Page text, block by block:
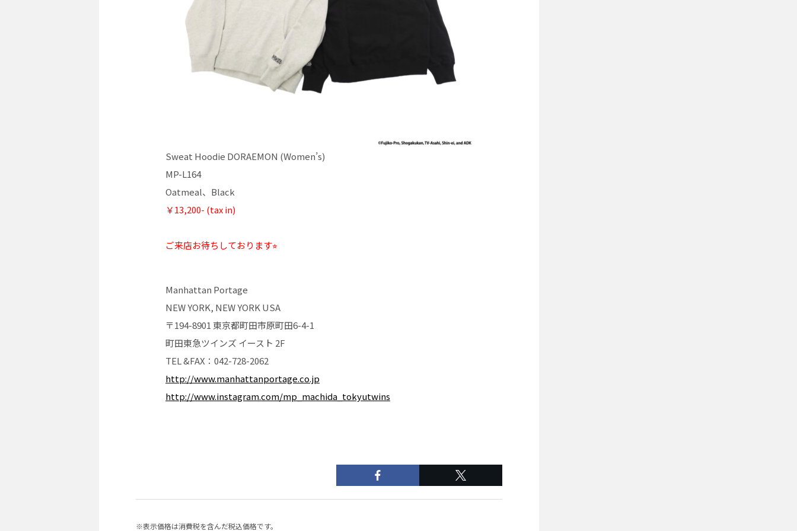
Sweat Hoodie DORAEMON (Women’s)
MP-L164
Oatmeal、Black
￥13,200- (tax in)
ご来店お待ちしております⭐︎
Manhattan Portage
NEW YORK, NEW YORK USA
〒194-8901 東京都町田市原町田6-4-1
町田東急ツインズ イースト 2F
TEL &FAX：042-728-2062
http://www.manhattanportage.co.jp
http://www.instagram.com/mp_machida_tokyutwins
※表示価格は消費税を含んだ税込価格です。